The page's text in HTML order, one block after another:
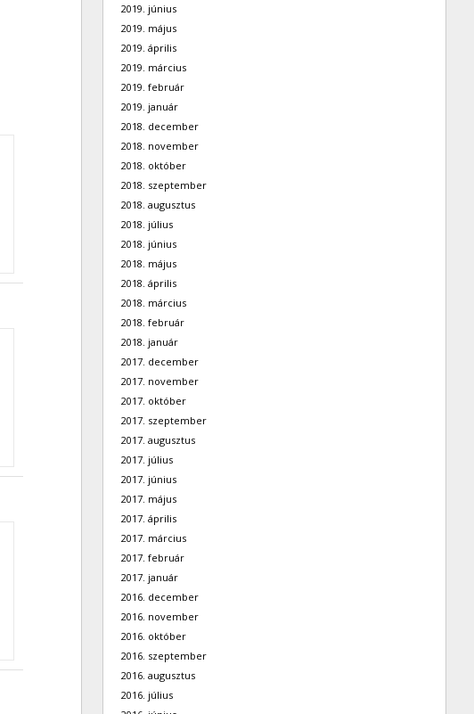
2019. június
2019. május
2019. április
2019. március
2019. február
2019. január
2018. december
2018. november
2018. október
2018. szeptember
2018. augusztus
2018. július
2018. június
2018. május
2018. április
2018. március
2018. február
2018. január
2017. december
2017. november
2017. október
2017. szeptember
2017. augusztus
2017. július
2017. június
2017. május
2017. április
2017. március
2017. február
2017. január
2016. december
2016. november
2016. október
2016. szeptember
2016. augusztus
2016. július